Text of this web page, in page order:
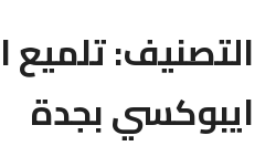
التصنيف:تلميع
ايبوكسي بجدة